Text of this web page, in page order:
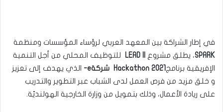
في إطار الشراكة بين المعهد العربي لرؤساء المؤسسات ومنظمة
SPARK، يطلق مشروع LEAD II للتوظيف المحلي من أجل التنمية
الإفريقية برنامجHackathon 2021 شركةe-
الذي يهدف إلى تعزيز
و خلق مزيد من فرص العمل لدى الشباب عبر التطوير والتدريب
على ريادة الأعمال، وذلك بتمويل من وزارة الخارجية الهولنديّة.